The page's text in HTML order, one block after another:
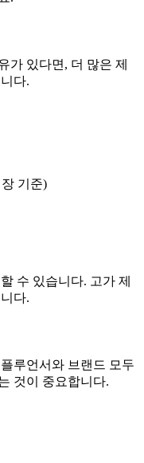
가 있다면, 더 많은 제
다.
기준)
수 있습니다. 고가 제
다.
루언서와 브랜드 모두
것이 중요합니다.